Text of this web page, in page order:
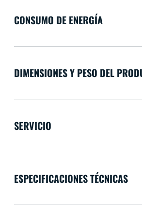
CONSUMO DE ENERGÍA
DIMENSIONES Y PESO DEL
SERVICIO
ESPECIFICACIONES TÉCNICAS